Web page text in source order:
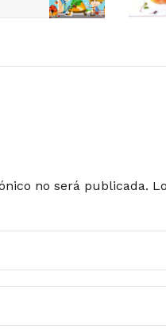
no será publicada.